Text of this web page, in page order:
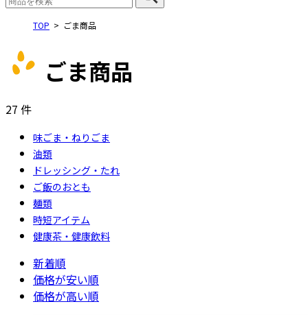
TOP ごま商品
ごま商品
27 件
味ごま・ねりごま
油類
ドレッシング・たれ
ご飯のおとも
麺類
時短アイテム
健康茶・健康飲料
新着順
価格が安い順
価格が高い順